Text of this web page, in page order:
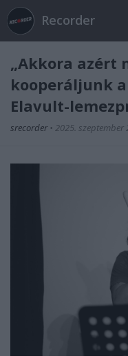
Recorder
„Akkora azért
kooperáljunk
Elavult-
srecorder • 2025. szeptember